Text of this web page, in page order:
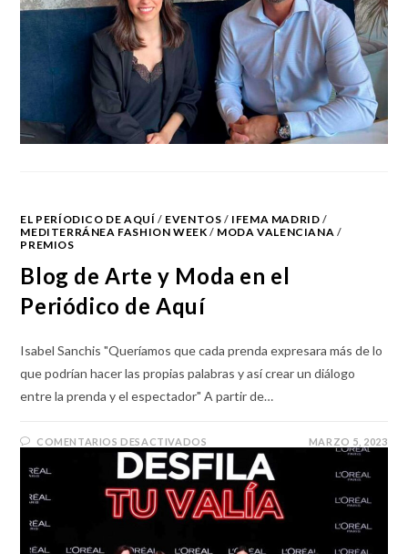
EL PERÍODICO DE AQUÍ / EVENTOS / IFEMA MADRID /
MEDITERRÁNEA FASHION WEEK / MODA VALENCIANA /
PREMIOS
Blog de Arte y Moda en el
Periódico de Aquí
Isabel Sanchis "Queríamos que cada prenda expresara más de lo
que podrían hacer las propias palabras y así crear un diálogo
entre la prenda y el espectador" A partir de…
COMENTARIOS DESACTIVADOS MARZO 5, 2023